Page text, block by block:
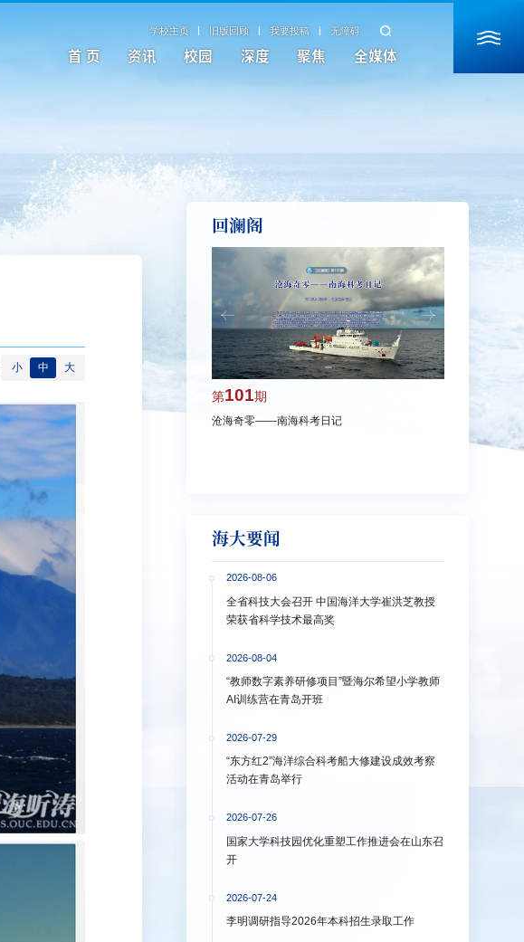
学校主页 旧版回顾 我要投稿 无障碍
首 页 资讯 校园 深度 聚焦 全媒体
小 中 大
回澜阁
第101期
沧海奇零——南海科考日记
洋大学多措并
海大要闻
2026-08-06
全省科技大会召开 中国海洋大学崔洪芝教授
荣获省科学技术最高奖
2026-08-04
“教师数字素养研修项目”暨海尔希望小学教师
AI训练营在青岛开班
2026-07-29
“东方红2”海洋综合科考船大修建设成效考察
活动在青岛举行
2026-07-26
国家大学科技园优化重塑工作推进会在山东召
开
2026-07-24
李明调研指导2026年本科招生录取工作